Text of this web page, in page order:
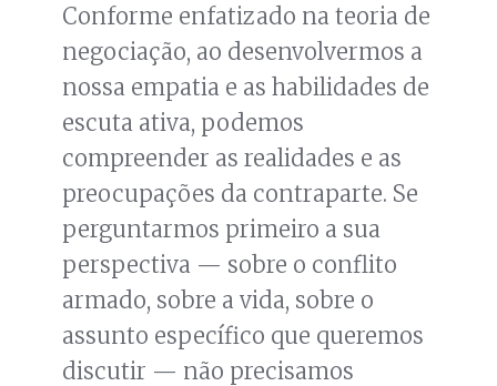
Conforme enfatizado na teoria de
negociação, ao desenvolvermos a
nossa empatia e as habilidades de
escuta ativa, podemos
compreender as realidades e as
preocupações da contraparte. Se
perguntarmos primeiro a sua
perspectiva — sobre o conflito
armado, sobre a vida, sobre o
assunto específico que queremos
discutir — não precisamos